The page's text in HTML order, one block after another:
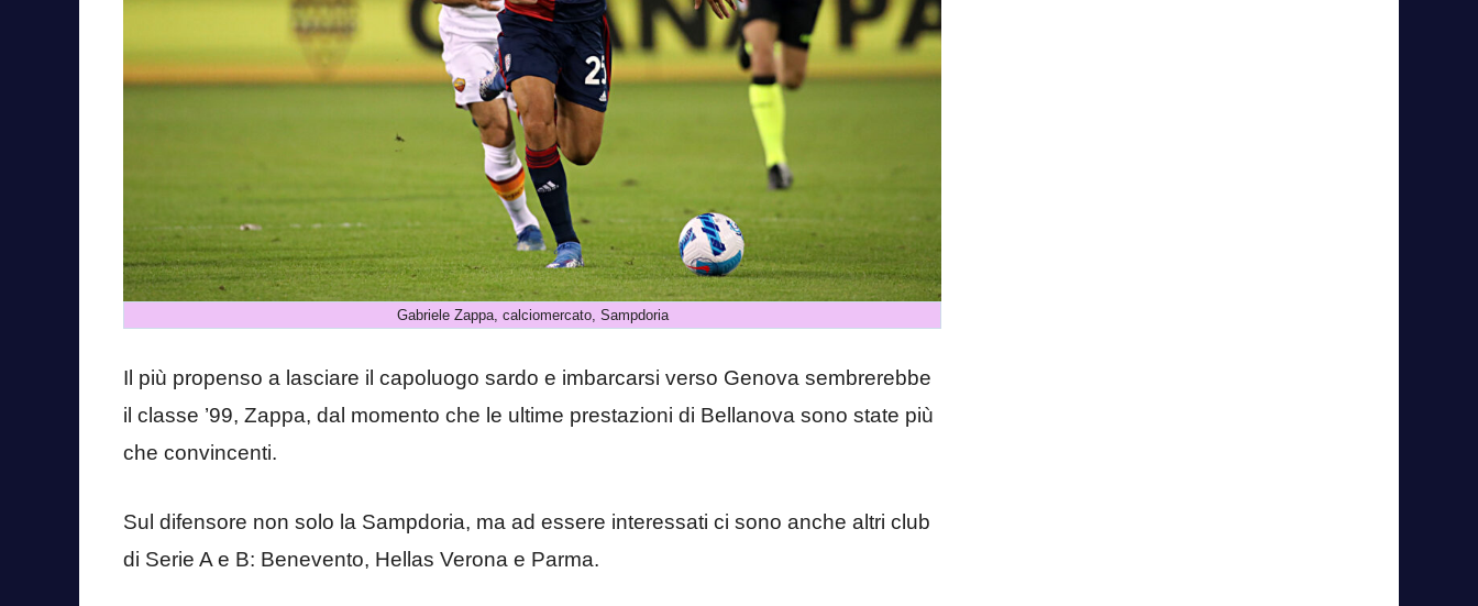
Gabriele Zappa, calciomercato, Sampdoria
Il più propenso a lasciare il capoluogo sardo e imbarcarsi verso Genova sembrerebbe
il classe ’99, Zappa, dal momento che le ultime prestazioni di Bellanova sono state più
che convincenti.
Sul difensore non solo la Sampdoria, ma ad essere interessati ci sono anche altri club
di Serie A e B: Benevento, Hellas Verona e Parma.